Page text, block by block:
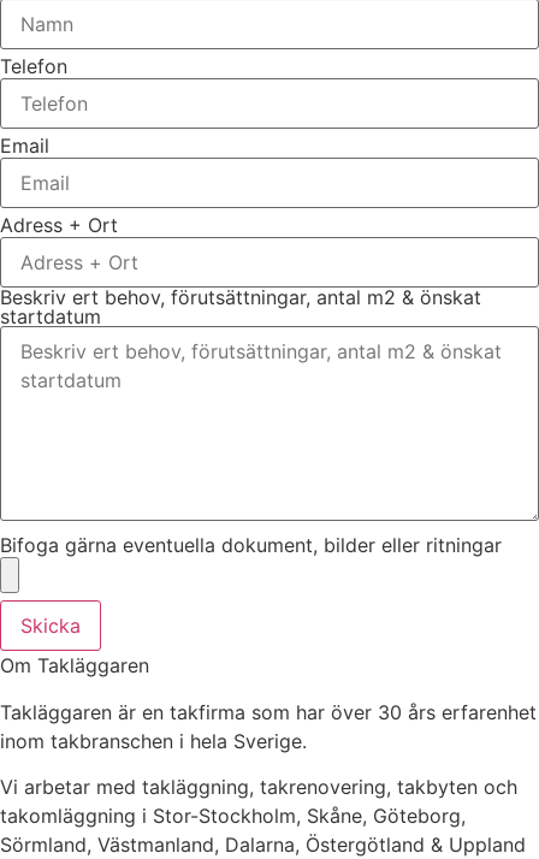
Telefon
Email
Adress + Ort
Beskriv ert behov, förutsättningar, antal m2 & önskat
startdatum
Bifoga gärna eventuella dokument, bilder eller ritningar
Skicka
Om Takläggaren
Takläggaren är en takfirma som har över 30 års erfarenhet
inom takbranschen i hela Sverige.
Vi arbetar med takläggning, takrenovering, takbyten och
takomläggning i Stor-Stockholm, Skåne, Göteborg,
Sörmland, Västmanland, Dalarna, Östergötland & Uppland